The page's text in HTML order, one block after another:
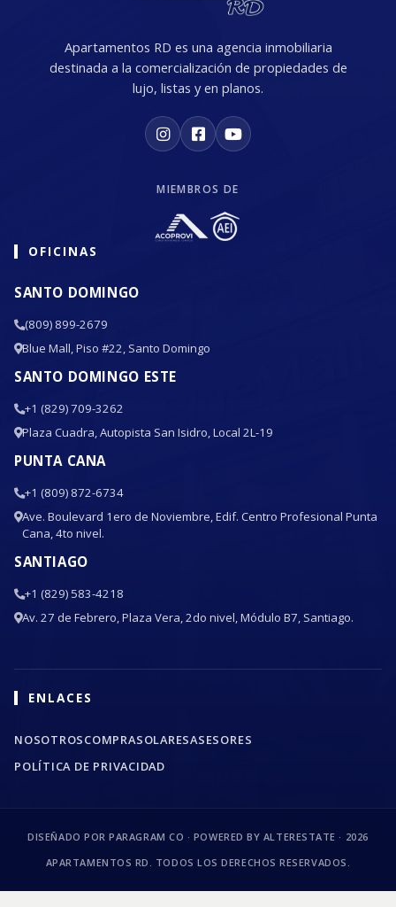
Apartamentos RD es una agencia inmobiliaria
destinada a la comercialización de propiedades de
lujo, listas y en planos.
MIEMBROS DE
OFICINAS
SANTO DOMINGO
(809) 899-2679
Blue Mall, Piso #22, Santo Domingo
SANTO DOMINGO ESTE
+1 (829) 709-3262
Plaza Cuadra, Autopista San Isidro, Local 2L-19
PUNTA CANA
+1 (809) 872-6734
Ave. Boulevard 1ero de Noviembre, Edif. Centro Profesional Punta
Cana, 4to nivel.
SANTIAGO
+1 (829) 583-4218
Av. 27 de Febrero, Plaza Vera, 2do nivel, Módulo B7, Santiago.
ENLACES
NOSOTROSCOMPRASOLARESASESORES
POLÍTICA DE PRIVACIDAD
DISEÑADO POR PARAGRAM CO · POWERED BY ALTERESTATE · 2026
APARTAMENTOS RD. TODOS LOS DERECHOS RESERVADOS.